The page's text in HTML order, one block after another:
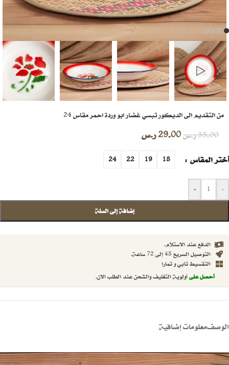
من التقديم الى الديكور تبسي غضار ابو وردة احمر مقاس 24
35.00ر.س29.00ر.س
أختر المقاس 18
19
22
24
-
+
إضافة إلى السلة
الدفع عند الاستلام.
التوصيل السريع 48 إلى 72 ساعة.
التقسيط تابي و تمارا
أحصل علىأولوية التغليف والشحن عند الطلب الان.
الوصفمعلومات إضافية